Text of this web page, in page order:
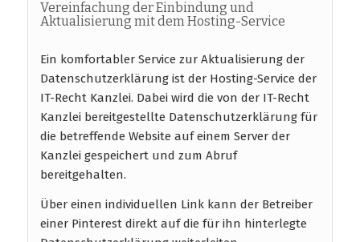
Vereinfachung der Einbindung und
Aktualisierung mit dem Hosting-Service
Ein komfortabler Service zur Aktualisierung der
Datenschutzerklärung ist der Hosting-Service der
IT-Recht Kanzlei. Dabei wird die von der IT-Recht
Kanzlei bereitgestellte Datenschutzerklärung für
die betreffende Website auf einem Server der
Kanzlei gespeichert und zum Abruf
bereitgehalten.
Über einen individuellen Link kann der Betreiber
einer Pinterest direkt auf die für ihn hinterlegte